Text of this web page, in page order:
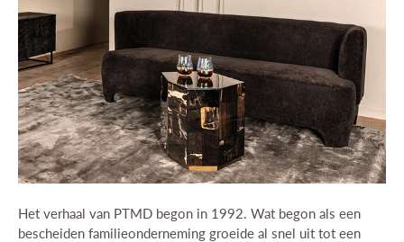
Het verhaal van PTMD begon in 1992. Wat begon als een
bescheiden familieonderneming groeide al snel uit tot een